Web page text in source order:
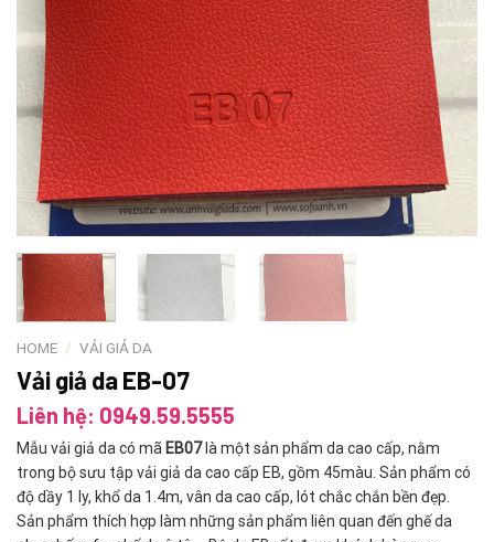
HOME / VẢI GIẢ DA
Vải giả da EB-07
Liên hệ: 0949.59.5555
Mẫu vải giả da có mã EB07 là một sản phẩm da cao cấp, nằm
trong bộ sưu tập vải giả da cao cấp EB, gồm 45màu. Sản phẩm có
độ dầy 1 ly, khổ da 1.4m, vân da cao cấp, lót chắc chắn bền đẹp.
Sản phẩm thích hợp làm những sản phẩm liên quan đến ghế da